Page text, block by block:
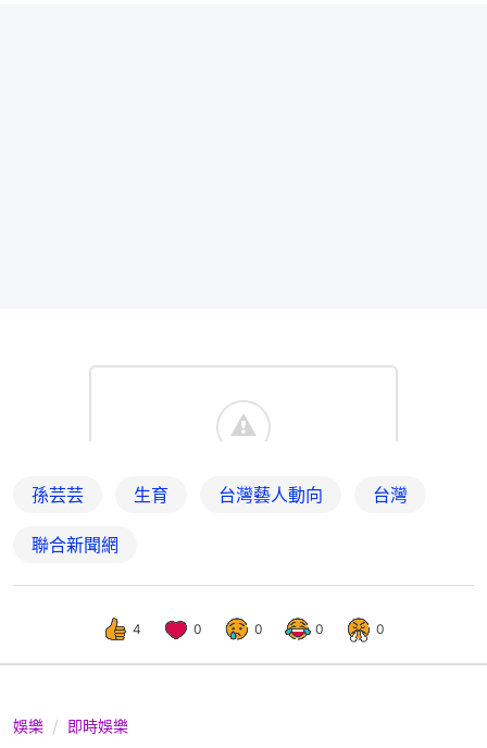
孫芸芸 生育 台灣藝人動向 台灣
聯合新聞網
4 0 0 0 0
娛樂 即時娛樂